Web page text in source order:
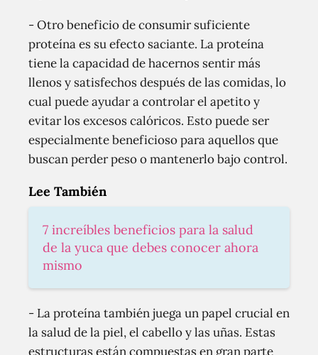
- Otro beneficio de consumir suficiente
proteína es su efecto saciante. La proteína
tiene la capacidad de hacernos sentir más
llenos y satisfechos después de las comidas, lo
cual puede ayudar a controlar el apetito y
evitar los excesos calóricos. Esto puede ser
especialmente beneficioso para aquellos que
buscan perder peso o mantenerlo bajo control.
Lee También
7 increíbles beneficios para la salud
de la yuca que debes conocer ahora
mismo
- La proteína también juega un papel crucial en
la salud de la piel, el cabello y las uñas. Estas
estructuras están compuestas en gran parte